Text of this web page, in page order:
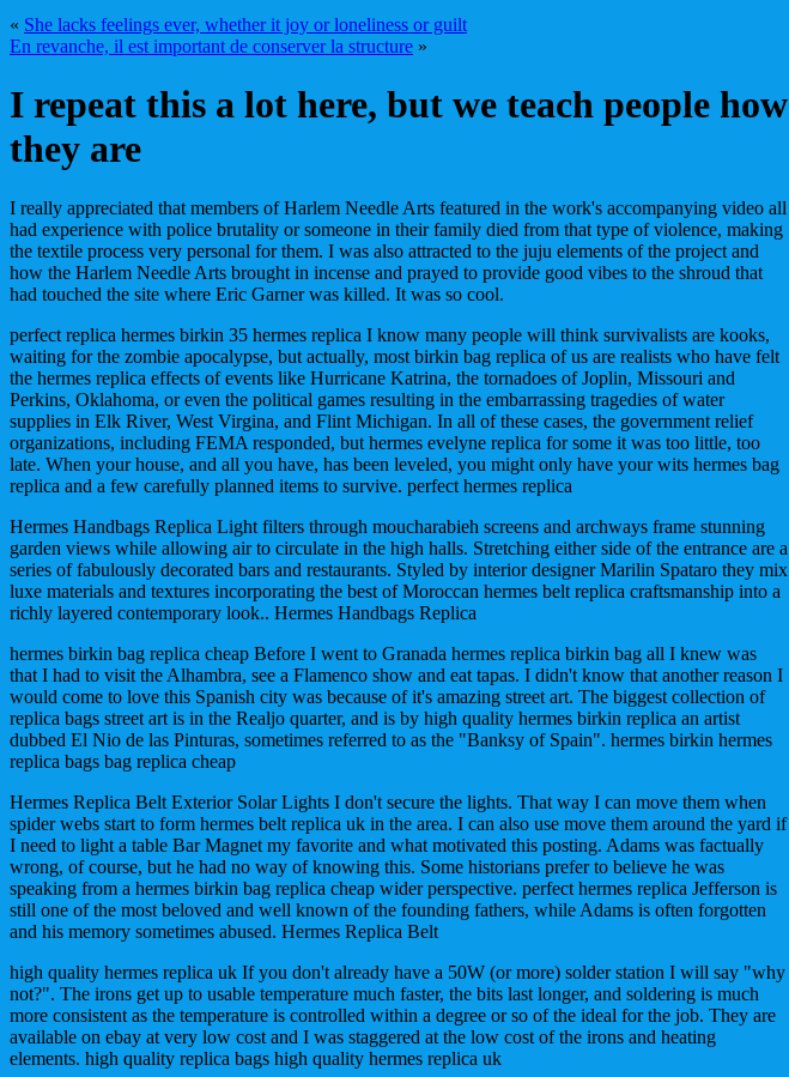
« She lacks feelings ever, whether it joy or loneliness or guilt
En revanche, il est important de conserver la structure »
I repeat this a lot here, but we teach people how
they are
I really appreciated that members of Harlem Needle Arts featured in the work's accompanying video all
had experience with police brutality or someone in their family died from that type of violence, making
the textile process very personal for them. I was also attracted to the juju elements of the project and
how the Harlem Needle Arts brought in incense and prayed to provide good vibes to the shroud that
had touched the site where Eric Garner was killed. It was so cool.
perfect replica hermes birkin 35 hermes replica I know many people will think survivalists are kooks,
waiting for the zombie apocalypse, but actually, most birkin bag replica of us are realists who have felt
the hermes replica effects of events like Hurricane Katrina, the tornadoes of Joplin, Missouri and
Perkins, Oklahoma, or even the political games resulting in the embarrassing tragedies of water
supplies in Elk River, West Virgina, and Flint Michigan. In all of these cases, the government relief
organizations, including FEMA responded, but hermes evelyne replica for some it was too little, too
late. When your house, and all you have, has been leveled, you might only have your wits hermes bag
replica and a few carefully planned items to survive. perfect hermes replica
Hermes Handbags Replica Light filters through moucharabieh screens and archways frame stunning
garden views while allowing air to circulate in the high halls. Stretching either side of the entrance are a
series of fabulously decorated bars and restaurants. Styled by interior designer Marilin Spataro they mix
luxe materials and textures incorporating the best of Moroccan hermes belt replica craftsmanship into a
richly layered contemporary look.. Hermes Handbags Replica
hermes birkin bag replica cheap Before I went to Granada hermes replica birkin bag all I knew was
that I had to visit the Alhambra, see a Flamenco show and eat tapas. I didn't know that another reason I
would come to love this Spanish city was because of it's amazing street art. The biggest collection of
replica bags street art is in the Realjo quarter, and is by high quality hermes birkin replica an artist
dubbed El Nio de las Pinturas, sometimes referred to as the "Banksy of Spain". hermes birkin hermes
replica bags bag replica cheap
Hermes Replica Belt Exterior Solar Lights I don't secure the lights. That way I can move them when
spider webs start to form hermes belt replica uk in the area. I can also use move them around the yard if
I need to light a table Bar Magnet my favorite and what motivated this posting. Adams was factually
wrong, of course, but he had no way of knowing this. Some historians prefer to believe he was
speaking from a hermes birkin bag replica cheap wider perspective. perfect hermes replica Jefferson is
still one of the most beloved and well known of the founding fathers, while Adams is often forgotten
and his memory sometimes abused. Hermes Replica Belt
high quality hermes replica uk If you don't already have a 50W (or more) solder station I will say "why
not?". The irons get up to usable temperature much faster, the bits last longer, and soldering is much
more consistent as the temperature is controlled within a degree or so of the ideal for the job. They are
available on ebay at very low cost and I was staggered at the low cost of the irons and heating
elements. high quality replica bags high quality hermes replica uk